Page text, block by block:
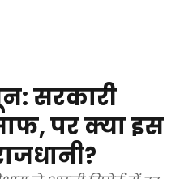
सरकारी
पर क्या इस